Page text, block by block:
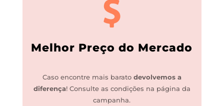
Melhor Preço do Mercado
Caso encontre mais barato devolvemos a
diferença! Consulte as condições na página da
campanha.